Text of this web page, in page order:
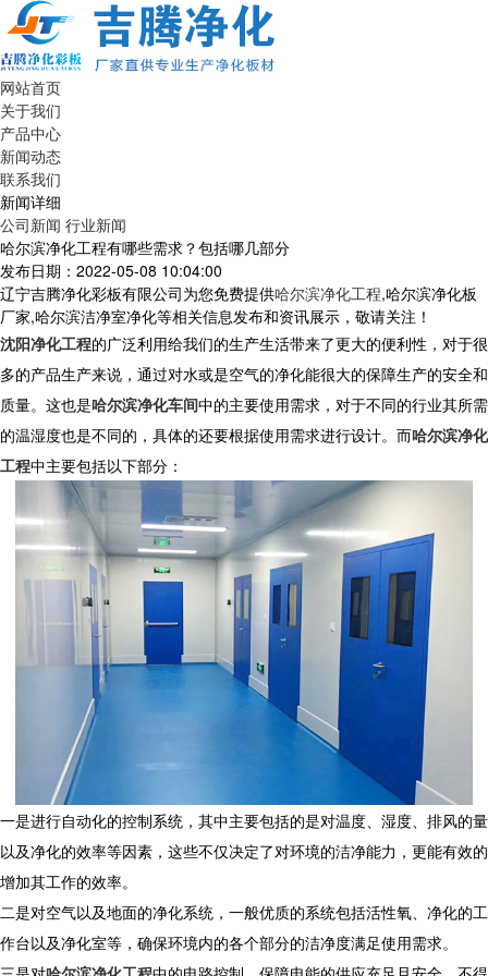
网站首页
关于我们
产品中心
新闻动态
联系我们
新闻详细
公司新闻 行业新闻
哈尔滨净化工程有哪些需求？包括哪几部分
发布日期：2022-05-08 10:04:00
辽宁吉腾净化彩板有限公司为您免费提供哈尔滨净化工程,哈尔滨净化板
厂家,哈尔滨洁净室净化等相关信息发布和资讯展示，敬请关注！
沈阳净化工程的广泛利用给我们的生产生活带来了更大的便利性，对于很
多的产品生产来说，通过对水或是空气的净化能很大的保障生产的安全和
质量。这也是哈尔滨净化车间中的主要使用需求，对于不同的行业其所需
的温湿度也是不同的，具体的还要根据使用需求进行设计。而哈尔滨净化
工程中主要包括以下部分：
一是进行自动化的控制系统，其中主要包括的是对温度、湿度、排风的量
以及净化的效率等因素，这些不仅决定了对环境的洁净能力，更能有效的
增加其工作的效率。
二是对空气以及地面的净化系统，一般优质的系统包括活性氧、净化的工
作台以及净化室等，确保环境内的各个部分的洁净度满足使用需求。